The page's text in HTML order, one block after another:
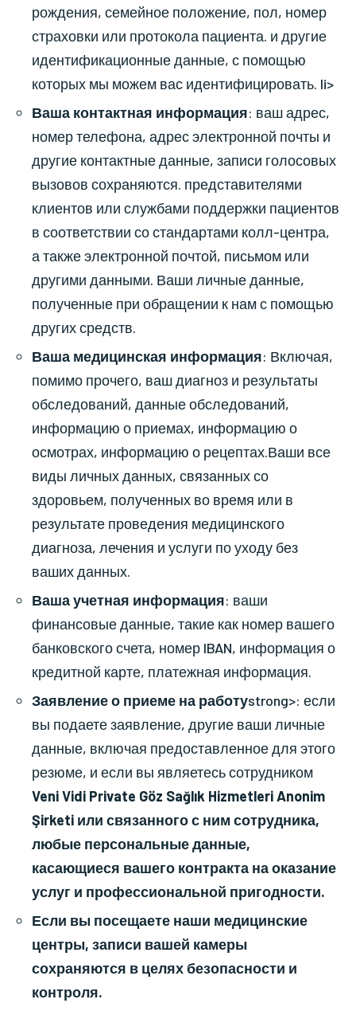
рождения, семейное положение, пол, номер
страховки или протокола пациента. и другие
идентификационные данные, с помощью
которых мы можем вас идентифицировать. li>
Ваша контактная информация: ваш адрес,
номер телефона, адрес электронной почты и
другие контактные данные, записи голосовых
вызовов сохраняются. представителями
клиентов или службами поддержки пациентов
в соответствии со стандартами колл-центра,
а также электронной почтой, письмом или
другими данными. Ваши личные данные,
полученные при обращении к нам с помощью
других средств.
Ваша медицинская информация: Включая,
помимо прочего, ваш диагноз и результаты
обследований, данные обследований,
информацию о приемах, информацию о
осмотрах, информацию о рецептах.Ваши все
виды личных данных, связанных со
здоровьем, полученных во время или в
результате проведения медицинского
диагноза, лечения и услуги по уходу без
ваших данных.
Ваша учетная информация: ваши
финансовые данные, такие как номер вашего
банковского счета, номер IBAN, информация о
кредитной карте, платежная информация.
Заявление о приеме на работуstrong>: если
вы подаете заявление, другие ваши личные
данные, включая предоставленное для этого
резюме, и если вы являетесь сотрудником
Veni Vidi Private Göz Sağlık Hizmetleri Anonim
Şirketi или связанного с ним сотрудника,
любые персональные данные,
касающиеся вашего контракта на оказание
услуг и профессиональной пригодности.
Если вы посещаете наши медицинские
центры, записи вашей камеры
сохраняются в целях безопасности и
контроля.